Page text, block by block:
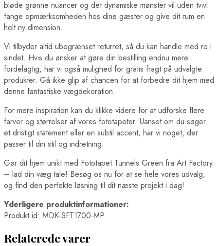
bløde grønne nuancer og det dynamiske mønster vil uden tvivl
fange opmærksomheden hos dine gæster og give dit rum en
helt ny dimension.
Vi tilbyder altid ubegrænset returret, så du kan handle med ro i
sindet. Hvis du ønsker at gøre din bestilling endnu mere
fordelagtig, har vi også mulighed for gratis fragt på udvalgte
produkter. Gå ikke glip af chancen for at forbedre dit hjem med
denne fantastiske vægdekoration.
For mere inspiration kan du klikke videre for at udforske flere
farver og størrelser af vores fototapeter. Uanset om du søger
et dristigt statement eller en subtil accent, har vi noget, der
passer til din stil og indretning.
Gør dit hjem unikt med Fototapet Tunnels Green fra Art Factory
– lad din væg tale! Besøg os nu for at se hele vores udvalg,
og find den perfekte løsning til dit næste projekt i dag!
Yderligere produktinformationer:
Produkt id: MDK-SFT1700-MP
Relaterede varer